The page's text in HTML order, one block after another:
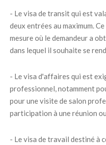
- Le visa de transit qui est
deux entrées au maximum.
mesure où le demandeur a
dans lequel il souhaite se
- Le visa d'affaires qui est
professionnel, notamment
pour une visite de salon
participation à une réunion
- Le visa de travail destiné à